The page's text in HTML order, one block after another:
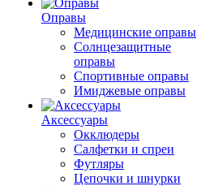
Оправы
Медицинские оправы
Солнцезащитные
оправы
Спортивные оправы
Имиджевые оправы
Аксессуары
Окклюдеры
Салфетки и спреи
Футляры
Цепочки и шнурки